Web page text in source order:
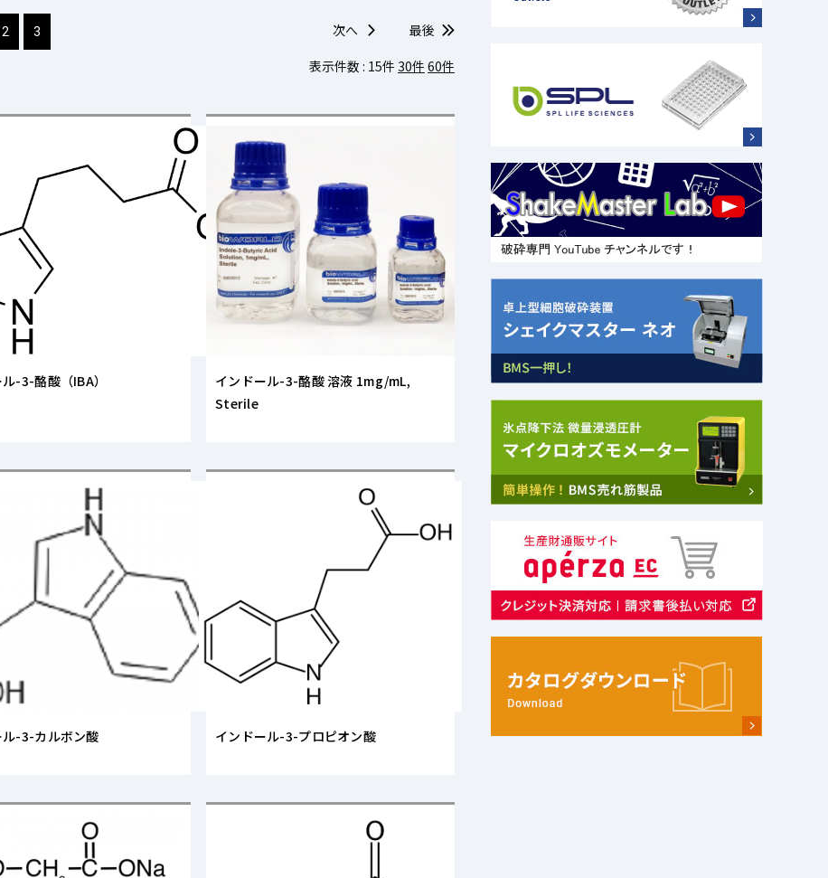
2 3 次へ
最後
表示件数 : 15件 30件 60件
-3-酪酸（IBA）
インドール-3-酪酸 溶液 1mg/mL,
Sterile
ル-3-カルボン酸 インドール-3-プロピオン酸